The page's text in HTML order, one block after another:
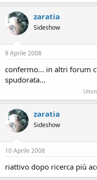
zaratia
Sideshow
9 Aprile 2008
confermo... in altri forum
spudorata...
zaratia
Sideshow
10 Aprile 2008
riattivo dopo ricerca più